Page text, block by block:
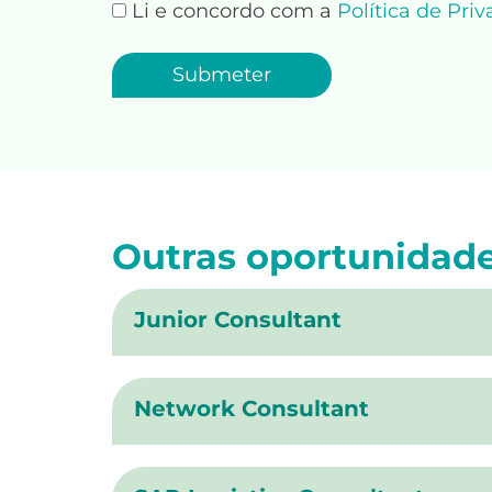
Li e concordo com a Política de
Outras
Junior Consultant
Network Consultant